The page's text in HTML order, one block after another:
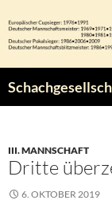
Inhalt
springen
III. MANNSCHAFT
Dritte
6. OKTOBER 2019